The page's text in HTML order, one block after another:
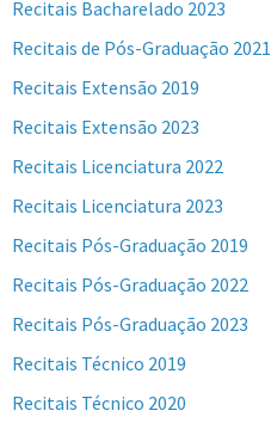
Recitais Bacharelado 2023
Recitais de Pós-Graduação 2021
Recitais Extensão 2019
Recitais Extensão 2023
Recitais Licenciatura 2022
Recitais Licenciatura 2023
Recitais Pós-Graduação 2019
Recitais Pós-Graduação 2022
Recitais Pós-Graduação 2023
Recitais Técnico 2019
Recitais Técnico 2020